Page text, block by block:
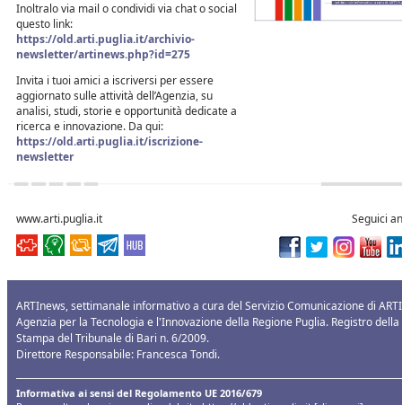
Inoltralo via mail o condividi via chat o social
questo link:
https://old.arti.puglia.it/archivio-
newsletter/artinews.php?id=275
Invita i tuoi amici a iscriversi per essere
aggiornato sulle attività dell’Agenzia, su
analisi, studi, storie e opportunità dedicate a
ricerca e innovazione. Da qui:
https://old.arti.puglia.it/iscrizione-
newsletter
www.arti.puglia.it Seguici
ARTInews, settimanale informativo a cura del Servizio Comunicazione di
Agenzia per la Tecnologia e l'Innovazione della Regione Puglia. Registro della
Stampa del Tribunale di Bari n. 6/2009.
Direttore Responsabile: Francesca Tondi.
Informativa ai sensi del Regolamento UE 2016/679